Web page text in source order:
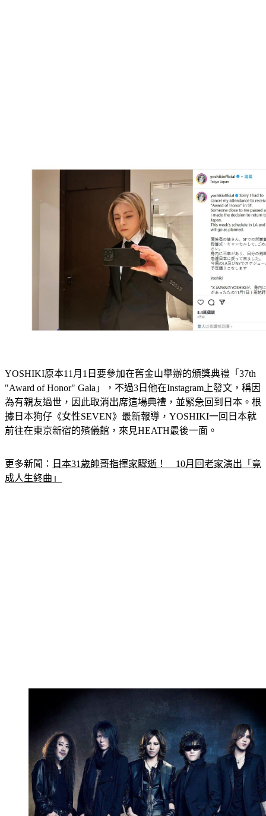
YOSHIKI原本11月1日要參加在舊金山舉辦的頒獎典禮「37th
"Award of Honor" Gala」，不過3日他在Instagram上發文，稱因
為有親友過世，因此取消出席這場典禮，並緊急回到日本。根
據日本狗仔《女性SEVEN》最新報導，YOSHIKI一回日本就
更多新聞： 日本31歲帥哥指揮家驟逝！　10月回老家演出「竟